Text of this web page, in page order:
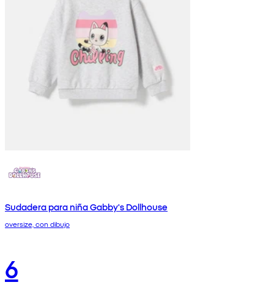
Sudadera para niña Gabby's Dollhouse
oversize, con dibujo
6